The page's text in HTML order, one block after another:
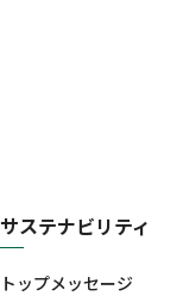
サステナビリティ
トップメッセージ